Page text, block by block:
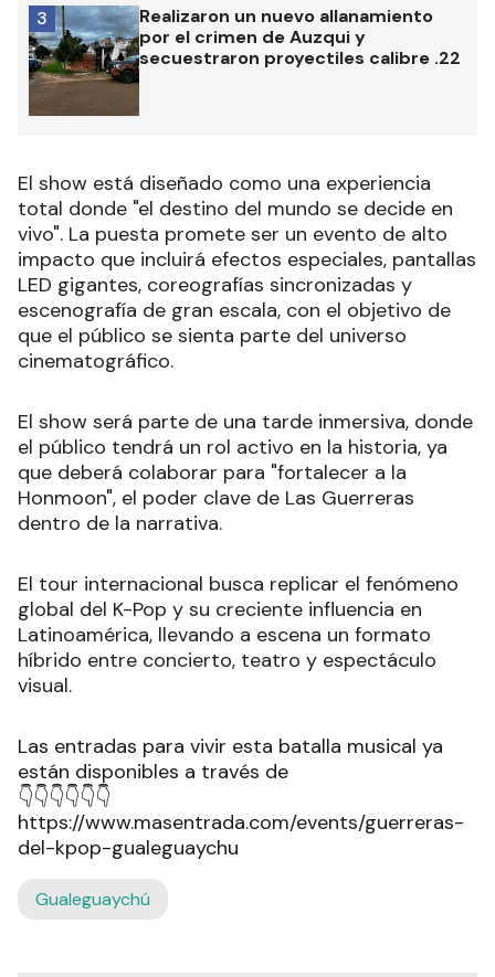
Realizaron un nuevo allanamiento
por el crimen de Auzqui y
secuestraron proyectiles calibre .22
3
El show está diseñado como una experiencia
total donde "el destino del mundo se decide en
vivo". La puesta promete ser un evento de alto
impacto que incluirá efectos especiales, pantallas
LED gigantes, coreografías sincronizadas y
escenografía de gran escala, con el objetivo de
que el público se sienta parte del universo
cinematográfico.
El show será parte de una tarde inmersiva, donde
el público tendrá un rol activo en la historia, ya
que deberá colaborar para "fortalecer a la
Honmoon", el poder clave de Las Guerreras
dentro de la narrativa.
El tour internacional busca replicar el fenómeno
global del K-Pop y su creciente influencia en
Latinoamérica, llevando a escena un formato
híbrido entre concierto, teatro y espectáculo
visual.
Las entradas para vivir esta batalla musical ya
están disponibles a través de
👇👇👇👇👇👇
https://www.masentrada.com/events/guerreras-
del-kpop-gualeguaychu
Gualeguaychú